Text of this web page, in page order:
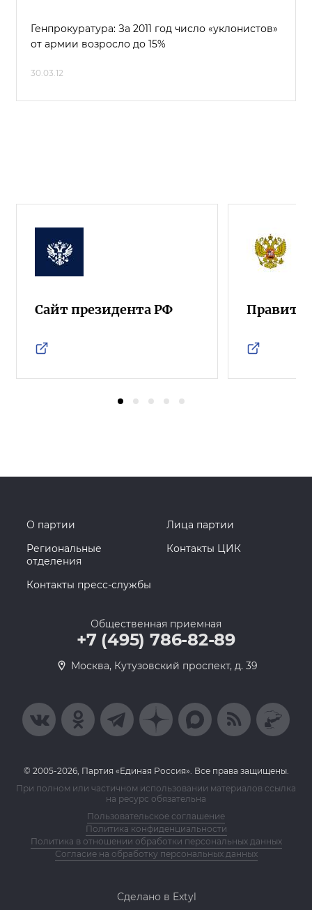
Генпрокуратура: За 2011 год число «уклонистов»
от армии возросло до 15%
30.03.12
Сайт президента РФ
О партии
Лица партии
Региональные
отделения
Контакты ЦИК
Контакты пресс-службы
Общественная приемная
+7 (495) 786-82-89
Москва, Кутузовский проспект, д. 39
© 2005-2026, Партия «Единая Россия». Все права защищены.
При полном или частичном использовании материалов ссылка
на ресурс обязательна
Пользовательское соглашение
Политика конфиденциальности
Политика в отношении обработки персональных данных
Согласие на обработку персональных данных
Сделано в Extyl